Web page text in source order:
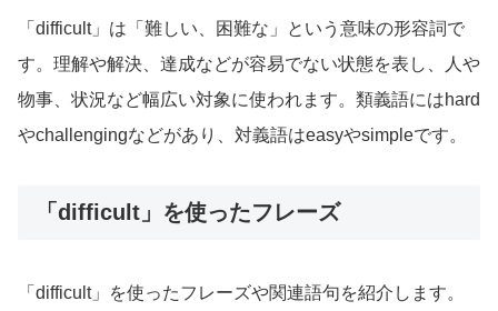
「difficult」は「難しい、困難な」という意味の形容詞で
す。理解や解決、達成などが容易でない状態を表し、人や
物事、状況など幅広い対象に使われます。類義語にはhard
やchallengingなどがあり、対義語はeasyやsimpleです。
「difficult」を使ったフレーズ
「difficult」を使ったフレーズや関連語句を紹介します。